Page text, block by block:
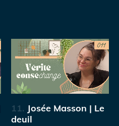
11. Josée Masson | Le
deuil